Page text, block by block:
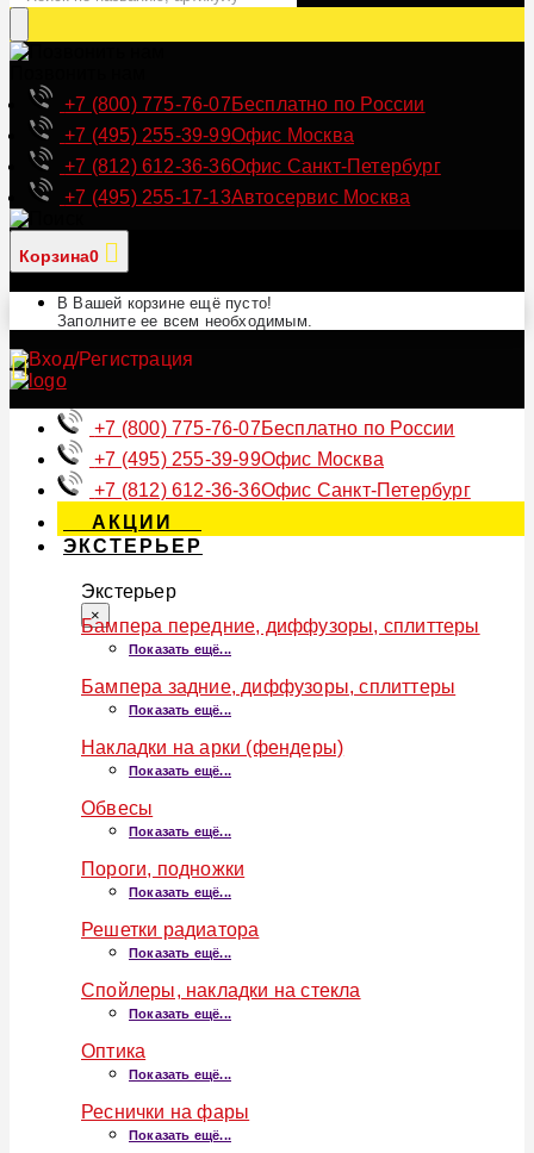
+7 (800) 775-76-07Бесплатно по России
+7 (495) 255-39-99Офис Москва
+7 (812) 612-36-36Офис Санкт-Петербург
+7 (495) 255-17-13Автосервис Москва
Корзина0
В Вашей корзине ещё пусто!
Заполните ее всем необходимым.
+7 (800) 775-76-07Бесплатно по России
+7 (495) 255-39-99Офис Москва
+7 (812) 612-36-36Офис Санкт-Петербург
АКЦИИ
ЭКСТЕРЬЕР
Экстерьер
×
Бампера передние, диффузоры, сплиттеры
Показать ещё...
Бампера задние, диффузоры, сплиттеры
Показать ещё...
Накладки на арки (фендеры)
Показать ещё...
Обвесы
Показать ещё...
Пороги, подножки
Показать ещё...
Решетки радиатора
Показать ещё...
Спойлеры, накладки на стекла
Показать ещё...
Оптика
Показать ещё...
Реснички на фары
Показать ещё...